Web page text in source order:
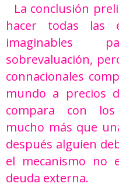
La conclusión
hacer todas las
imaginables
sobrevaluación,
connacionales
mundo a precios
compara con
mucho más que
después alguien
el mecanismo no
deuda externa.